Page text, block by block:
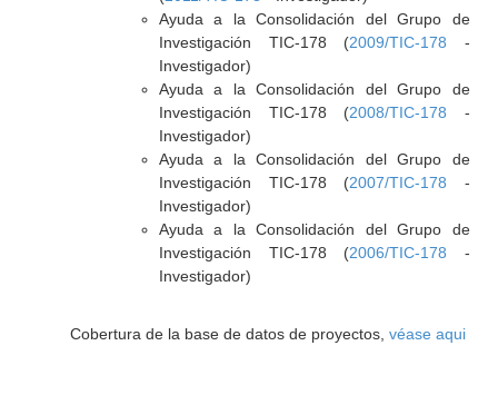
Ayuda a la Consolidación del Grupo de
Investigación TIC-178 (2009/TIC-178 -
Investigador)
Ayuda a la Consolidación del Grupo de
Investigación TIC-178 (2008/TIC-178 -
Investigador)
Ayuda a la Consolidación del Grupo de
Investigación TIC-178 (2007/TIC-178 -
Investigador)
Ayuda a la Consolidación del Grupo de
Investigación TIC-178 (2006/TIC-178 -
Investigador)
Cobertura de la base de datos de proyectos, véase aqui